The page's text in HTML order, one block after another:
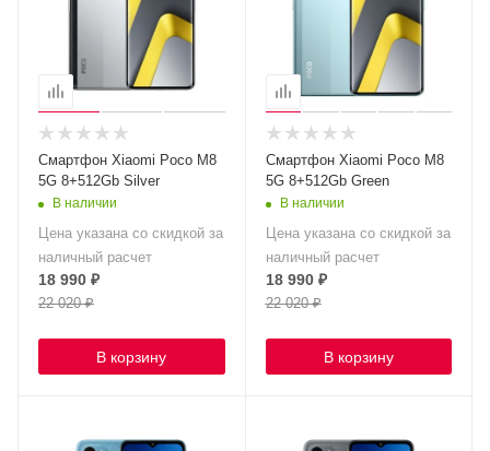
Смартфон Xiaomi Poco M8
5G 8+512Gb Silver
В наличии
Цена указана со скидкой за
наличный расчет
18 990 ₽
22 020₽
В корзину
Смартфон Xiaomi Poco M8
5G 8+512Gb Green
В наличии
Цена указана со скидкой за
наличный расчет
18 990₽
22 020₽
В корзину